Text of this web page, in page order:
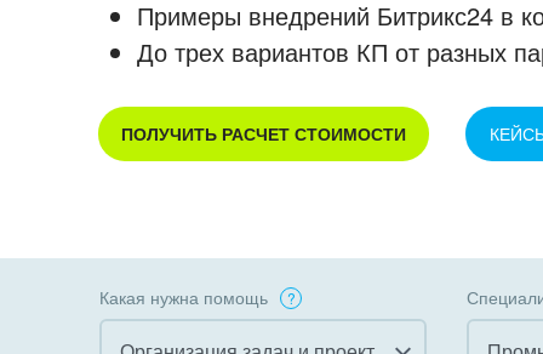
Примеры внедрений Битрикс24 в
До трех вариантов КП от разных
ПОЛУЧИТЬ РАСЧЕТ СТОИМОСТИ
Какая нужна помощь